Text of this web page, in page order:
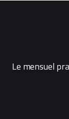
Le mensuel